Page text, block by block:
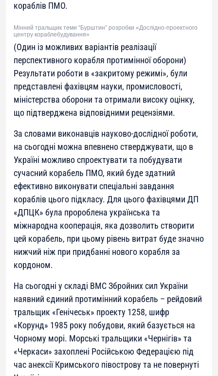
кораблів ПМО.
Мінний тральщик теми “Бурштин” розробки «Дослідно-проектного
центру кораблебудування»
(Один із можливих варіантів реалізації
перспективного корабля протимінної оборони)
Результати роботи в «закритому режимі», були
представлені фахівцям науки, промисловості,
міністерства оборони та отримали високу оцінку,
що підтверджена відповідними рецензіями.
За словами виконавців науково-дослідної роботи,
на сьогодні можна впевнено стверджувати, що в
Україні можливо спроектувати та побудувати
сучасний корабель ПМО, який буде здатний
ефективно виконувати спеціальні завдання
кораблів цього підкласу. Для цього фахівцями ДП
«ДПЦК» була пророблена українська та
міжнародна кооперація, яка дозволить створити
цей корабель, при цьому рівень витрат буде значно
нижчий ніж при придбанні нового корабля за
кордоном.
На сьогодні у складі ВМС Збройних сил України
наявний єдиний протимінний корабель – рейдовий
тральщик «Генічеськ» проекту 1258, шифр
«Корунд» 1985 року побудови, який базується на
Чорному морі. Морські тральщики «Чернігів» та
«Черкаси» захоплені Російською Федерацією під
час анексії Кримського півострову та не повернуті